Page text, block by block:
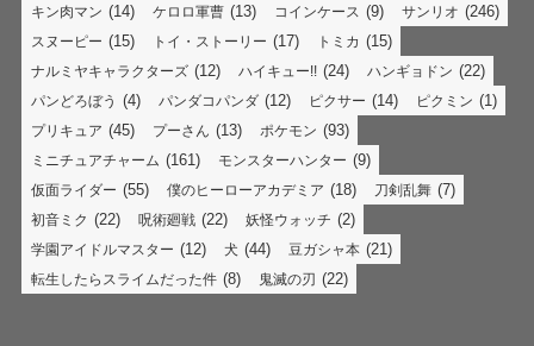
キン肉マン (14) ケロロ軍曹 (13) コインケース (9) サンリオ (246)
スヌーピー (15) トイ・ストーリー (17) トミカ (15)
ナルミヤキャラクターズ (12) ハイキュー!! (24) ハンギョドン (22)
パンどろぼう (4) パンダコパンダ (12) ピクサー (14) ピクミン (1)
プリキュア (45) プーさん (13) ポケモン (93)
ミニチュアチャーム (161) モンスターハンター (9)
仮面ライダー (55) 僕のヒーローアカデミア (18) 刀剣乱舞 (7)
初音ミク (22) 呪術廻戦 (22) 妖怪ウォッチ (2)
学園アイドルマスター (12) 犬 (44) 豆ガシャ本 (21)
転生したらスライムだった件 (8) 鬼滅の刃 (22)